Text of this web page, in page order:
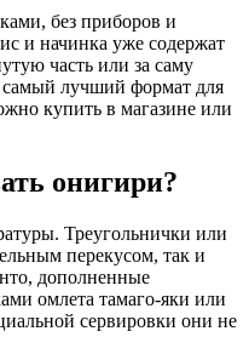
без приборов и
и начинка уже содержат
часть или за саму
лучший формат для
купить в магазине или
онигири?
Треугольнички или
перекусом, так и
дополненные
омлета тамаго-яки или
сервировки они не